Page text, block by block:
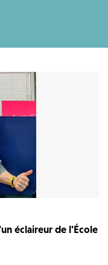
éclaireur de l'École